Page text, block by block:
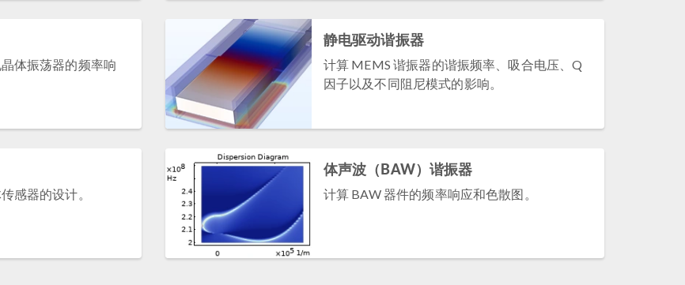
体振荡器的频率响
静电驱动谐振器
计算 MEMS 谐振器的谐振频率、吸合电压、Q
因子以及不同阻尼模式的影响。
感器的设计。
体声波（BAW）谐振器
计算 BAW 器件的频率响应和色散图。